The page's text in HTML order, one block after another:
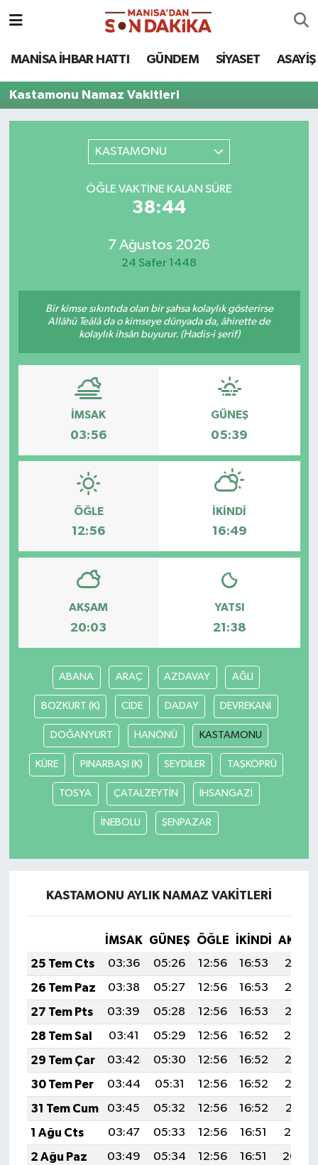
MANİSA İHBAR HATTI GÜNDEM SİYASET ASAYİŞ
Kastamonu Namaz Vakitleri
KASTAMONU
ÖĞLE VAKTINE KALAN SÜRE
38:44
7 Ağustos 2026
24 Safer 1448
Bir kimse sıkıntıda olan bir şahsa kolaylık gösterirse
Allâhü Teâlâ da o kimseye dünyada da, âhirette de
kolaylık ihsân buyurur. (Hadis-i şerif)
İMSAK
03:56
GÜNEŞ
05:39
ÖĞLE
12:56
İKINDI
16:49
AKŞAM
20:03
YATSI
21:38
ABANA ARAÇ AZDAVAY AĞLI
BOZKURT (K) CİDE DADAY DEVREKANİ
DOĞANYURT HANÖNÜ KASTAMONU
KÜRE PINARBAŞI (K) SEYDİLER TAŞKÖPRÜ
TOSYA ÇATALZEYTİN İHSANGAZİ
İNEBOLU ŞENPAZAR
KASTAMONU AYLIK NAMAZ VAKITLERI
İMSAK GÜNEŞ ÖĞLE İKINDI
25 Tem Cts
03:36 05:26 12:56 16:53
20:17
26 Tem Paz
03:38 05:27 12:56 16:53
20:16
27 Tem Pts
03:39 05:28 12:56 16:53
20:15
28 Tem Sal
03:41 05:29 12:56 16:52
20:14
29 Tem Çar
03:42 05:30 12:56 16:52
20:13
30 Tem Per
03:44 05:31 12:56 16:52
20:12
31 Tem Cum
03:45 05:32 12:56 16:52
20:11
1 Ağu Cts
03:47 05:33 12:56 16:51
20:10
2 Ağu Paz
03:49 05:34 12:56 16:51
20:09
ASAYİŞ
GÜNDEM
MAGAZİN
MANİSA'DA TRAFİK
YAŞAM
GİZLİLİK SÖZLEŞMESİ
İLETİŞİM
Hava Durumu
Trafik Durumu
Tüm Manşetler
Son Dakika Haberleri